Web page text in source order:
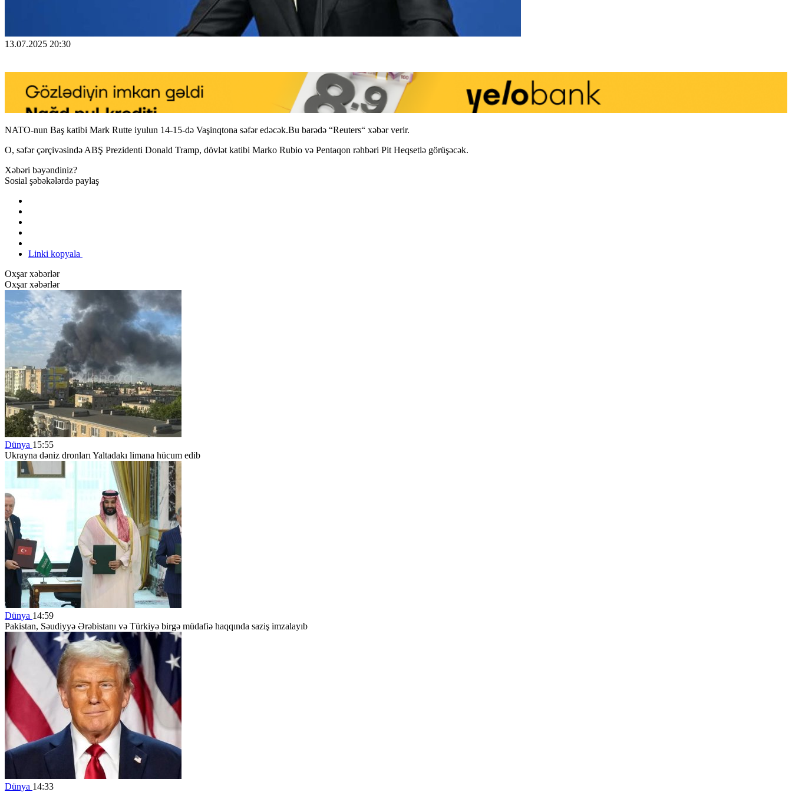
13.07.2025 20:30
NATO-nun Baş katibi Mark Rutte iyulun 14-15-də Vaşinqtona səfər edəcək.Bu barədə “Reuters“ xəbər verir.
O, səfər çərçivəsində ABŞ Prezidenti Donald Tramp, dövlət katibi Marko Rubio və Pentaqon rəhbəri Pit Heqsetlə görüşəcək.
Xəbəri bəyəndiniz?
Sosial şəbəkələrdə paylaş
Linki kopyala
Oxşar xəbərlər
Oxşar xəbərlər
Dünya 15:55
Ukrayna dəniz dronları Yaltadakı limana hücum edib
Dünya 14:59
Pakistan, Səudiyyə Ərəbistanı və Türkiyə birgə müdafiə haqqında saziş imzalayıb
Dünya 14:33